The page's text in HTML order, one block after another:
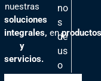
nuestras
soluciones
integrales, enproductos
y
servicios.
no
s
de
us
o